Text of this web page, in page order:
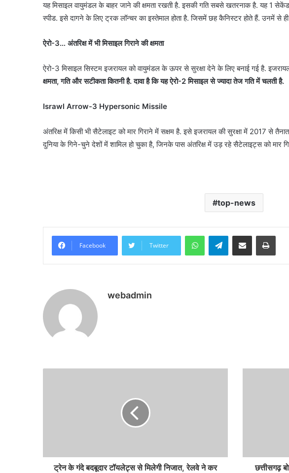
यह मिसाइल वायुमंडल के बाहर जाने की क्षमता रखती है. इसकी गति सबसे खतरनाक है. यह 1
स्पीड. इसे दागने के लिए ट्रक लॉन्चर का इस्तेमाल होता है. जिसमें छह कैनिस्टर होते हैं. उनमें से
ऐरो-3… अंतरिक्ष में भी मिसाइल गिराने की क्षमता
ऐरो-3 मिसाइल सिस्टम इजरायल को वायुमंडल के ऊपर से सुरक्षा देने के लिए बनाई गई है.
क्षमता, गति और सटीकता कितनी है. दावा है कि यह ऐरो-2 मिसाइल से ज्यादा तेज गति में चलती है.
Israwl Arrow-3 Hypersonic Missile
अंतरिक्ष में किसी भी सैटेलाइट को मार गिराने में सक्षम है. इसे इजरायल की सुरक्षा में 2017 से
दुनिया के गिने-चुने देशों में शामिल हो चुका है, जिनके पास अंतरिक्ष में उड़ रहे सैटेलाइट्स को मार
top-news
Facebook Twitter
WhatsAppTelegramShare via Email Print
webadmin
ट्रेन के गंदे बदबूदार टॉयलेट्स से मिलेगी निजात, रेलवे ने कर
छत्तीसगढ़